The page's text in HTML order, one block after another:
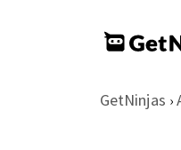
GetNinjas ›